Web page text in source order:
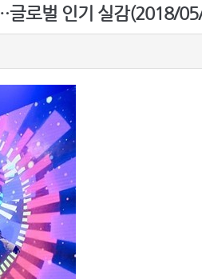
글로벌 인기 실감(2018/